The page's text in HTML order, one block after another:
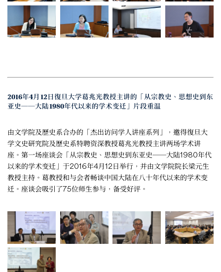
2016年4月12日復旦大学葛兆光教授主讲的「从宗教史、思想史到东
亚史──大陆1980年代以来的学术变迁」片段重温
由文学院及歷史系合办的「杰出访问学人讲座系列」，邀得復旦大
学文史研究院及歷史系特聘资深教授葛兆光教授主讲两场学术讲
座。第一场座谈会「从宗教史、思想史到东亚史──大陆1980年代
以来的学术变迁」于2016年4月12日举行，并由文学院院长梁元生
教授主持。葛教授和与会者畅谈中国大陆在八十年代以来的学术变
迁。座谈会吸引了75位师生参与，备受好评。